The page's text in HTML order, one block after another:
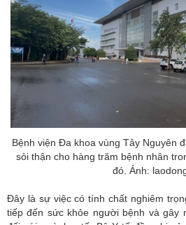
Bệnh viện Đa khoa vùng Tây Nguyên
sỏi thận cho hàng trăm bệnh nhân
đó. Ảnh:
Đây là sự việc có tính chất nghiêm
tiếp đến sức khỏe người bệnh và gây